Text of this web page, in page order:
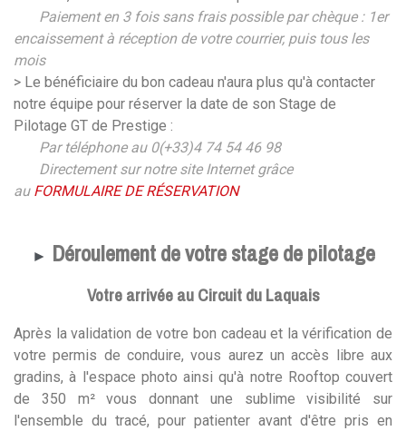
Paiement en 3 fois sans frais possible par chèque : 1er
encaissement à réception de votre courrier, puis tous les
mois
> Le bénéficiaire du bon cadeau n'aura plus qu'à contacter
notre équipe pour réserver la date de son Stage de
Pilotage GT de Prestige :
Par téléphone au 0(+33)4 74 54 46 98
Directement sur notre site Internet grâce
au FORMULAIRE DE RÉSERVATION
► Déroulement de votre stage de pilotage
Votre arrivée au Circuit du Laquais
Après la validation de votre bon cadeau et la vérification de
votre permis de conduire, vous aurez un accès libre aux
gradins, à l'espace photo ainsi qu'à notre Rooftop couvert
de 350 m² vous donnant une sublime visibilité sur
l'ensemble du tracé, pour patienter avant d'être pris en